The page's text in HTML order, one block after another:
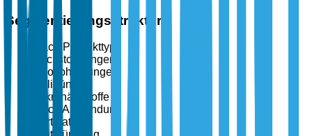
Segmentierungsstruktur
Nach Produkttyp
Stickstoffdünger
Phosphatdünger
Kalidünger
Mikronährstoffe
Nach Anwendung
Fertigation